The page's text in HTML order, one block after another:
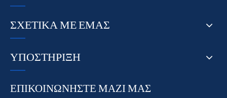
ΣΧΕΤΙΚΑ ΜΕ ΕΜΑΣ
ΥΠΟΣΤΗΡΙΞΗ
ΕΠΙΚΟΙΝΩΝΗΣΤΕ ΜΑΖΙ ΜΑΣ